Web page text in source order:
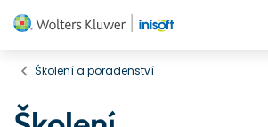
Školení a poradenství